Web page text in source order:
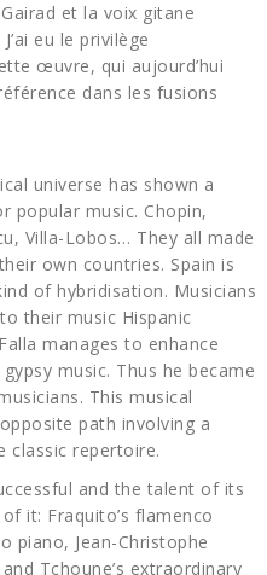
et la voix gitane
eu le privilège
œuvre, qui aujourd’hui
dans les fusions
universe has shown a
popular music. Chopin,
Villa-Lobos… They all made
own countries. Spain is
of hybridisation. Musicians
their music Hispanic
manages to enhance
music. Thus he became
This musical
path involving a
classic repertoire.
and the talent of its
it: Fraquito’s flamenco
piano, Jean-Christophe
Tchoune’s extraordinary